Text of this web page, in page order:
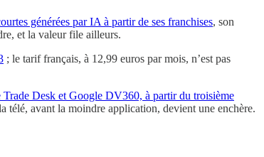
générées par IA à partir de ses franchises, son
et la valeur file ailleurs.
; le tarif français, à 12,99 euros par mois, n’est pas
Trade Desk et Google DV360, à partir du troisième
télé, avant la moindre application, devient une enchère.